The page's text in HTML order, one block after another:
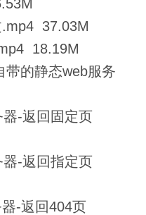
37.03M
18.19M
的静态web服务
-返回固定页
-返回指定页
-返回404页